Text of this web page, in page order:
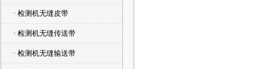
· 检测机无缝皮带
· 检测机无缝传送带
· 检测机无缝输送带